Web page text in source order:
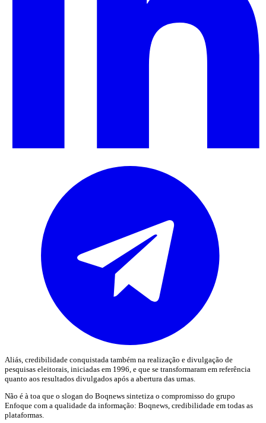
Aliás, credibilidade conquistada também na realização e divulgação de
pesquisas eleitorais, iniciadas em 1996, e que se transformaram em referência
quanto aos resultados divulgados após a abertura das urnas.
Não é à toa que o slogan do Boqnews sintetiza o compromisso do grupo
Enfoque com a qualidade da informação: Boqnews, credibilidade em todas as
plataformas.